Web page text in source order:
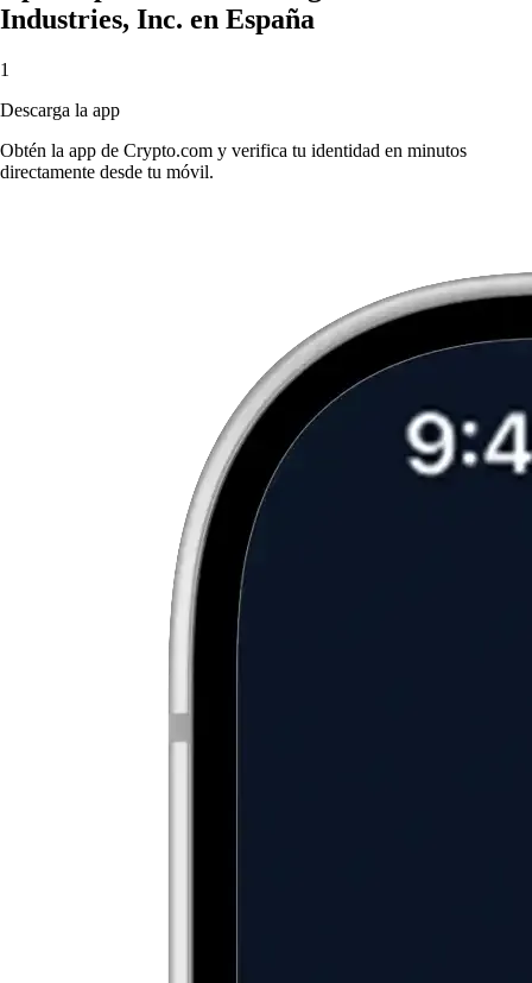
Industries, Inc. en España
1
Descarga la app
Obtén la app de Crypto.com y verifica tu identidad en minutos
directamente desde tu móvil.